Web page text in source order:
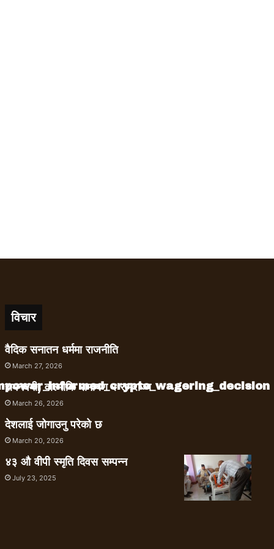
विचार
वैदिक सनातन धर्ममा राजनीति
March 27, 2026
रामनवमी, वाल्मीकि रामायण र रामराज्य
March 26, 2026
देशलाई जोगाउनु परेको छ
March 20, 2026
४३ औ वीपी स्मृति दिवस सम्पन्न
July 23, 2025